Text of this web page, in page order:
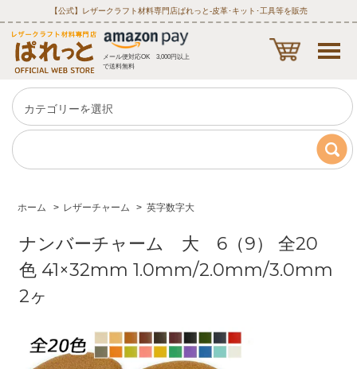
【公式】レザークラフト材料専門店ぱれっと‐皮革･キット･工具等を販売
メール便対応OK 3,000円以上
で送料無料
ホーム > レザーチャーム > 英字数字大
ナンバーチャーム 大 6（9） 全20
色 41×32mm 1.0mm/2.0mm/3.0mm
2ヶ